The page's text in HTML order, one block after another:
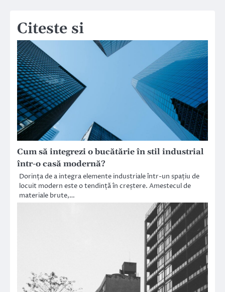
Citeste si
Cum să integrezi o bucătărie în stil industrial
într-o casă modernă?
Dorința de a integra elemente industriale într-un spațiu de
locuit modern este o tendință în creștere. Amestecul de
materiale brute,…